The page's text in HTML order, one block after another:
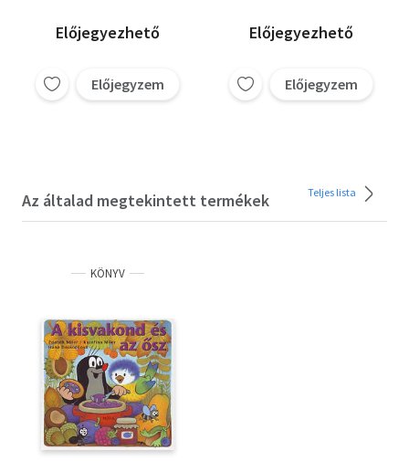
Előjegyezhető
Előjegyzem
Előjegyezhető
Előjegyzem
Az általad megtekintett termékek Teljes lista
KÖNYV